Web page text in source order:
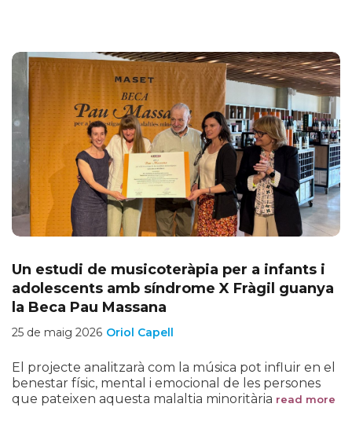
Un estudi de musicoteràpia per a infants i
adolescents amb síndrome X Fràgil guanya
la Beca Pau Massana
Oriol Capell
25 de maig 2026
El projecte analitzarà com la música pot influir en el
benestar físic, mental i emocional de les persones
que pateixen aquesta malaltia minoritària read more